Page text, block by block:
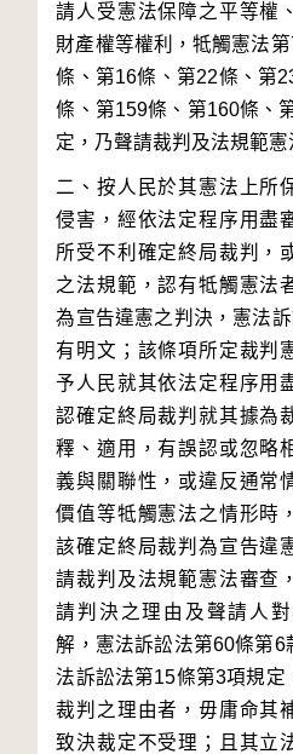
請人受憲法保障之平等權
財產權等權利，牴觸憲法
條、第16條、第22條、第
條、第159條、第160條、
二、按人民於其憲法上所
侵害，經依法定程序用盡
所受不利確定終局裁判，
之法規範，認有牴觸憲法
為宣告違憲之判決，憲法
有明文；該條項所定裁判
予人民就其依法定程序用
認確定終局裁判就其據為
釋、適用，有誤認或忽略
義與關聯性，或違反通常
價值等牴觸憲法之情形時
該確定終局裁判為宣告違
請裁判及法規範憲法審查
請判決之理由及聲請人
解，憲法訴訟法第60條第6
法訴訟法第15條第3項規定
裁判之理由者，毋庸命其
致決裁定不受理；且其立